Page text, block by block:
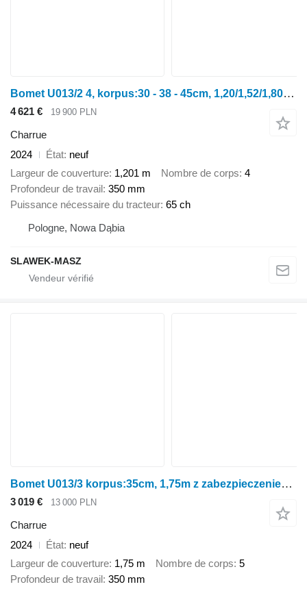
Bomet U013/2 4, korpus:30 - 38 - 45cm, 1,20/1,52/1,80m jednobelkowy Li
4 621 € 19 900 PLN
Charrue
2024
État neuf
Largeur de couverture 1,201 m Nombre de corps 4
Profondeur de travail 350 mm
Puissance nécessaire du tracteur 65 ch
Pologne, Nowa Dąbia
SLAWEK-MASZ
Bomet U013/3 korpus:35cm, 1,75m z zabezpieczeniem śrubowym Lyra
3 019 € 13 000 PLN
Charrue
2024
État neuf
Largeur de couverture 1,75 m Nombre de corps 5
Profondeur de travail 350 mm